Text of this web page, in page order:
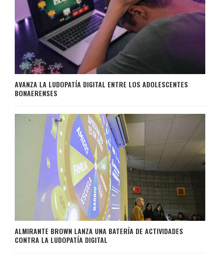
AVANZA LA LUDOPATÍA DIGITAL ENTRE LOS ADOLESCENTES
BONAERENSES
ALMIRANTE BROWN LANZA UNA BATERÍA DE ACTIVIDADES
CONTRA LA LUDOPATÍA DIGITAL